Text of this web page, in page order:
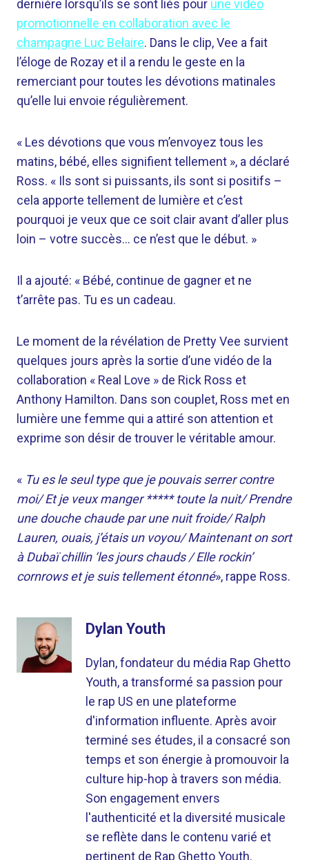
dernière lorsqu’ils se sont liés pour une vidéo
promotionnelle en collaboration avec le
champagne Luc Belaire. Dans le clip, Vee a fait
l’éloge de Rozay et il a rendu le geste en la
remerciant pour toutes les dévotions matinales
qu’elle lui envoie régulièrement.
« Les dévotions que vous m’envoyez tous les
matins, bébé, elles signifient tellement », a déclaré
Ross. « Ils sont si puissants, ils sont si positifs –
cela apporte tellement de lumière et c’est
pourquoi je veux que ce soit clair avant d’aller plus
loin – votre succès… ce n’est que le début. »
Il a ajouté: « Bébé, continue de gagner et ne
t’arrête pas. Tu es un cadeau.
Le moment de la révélation de Pretty Vee survient
quelques jours après la sortie d’une vidéo de la
collaboration « Real Love » de Rick Ross et
Anthony Hamilton. Dans son couplet, Ross met en
lumière une femme qui a attiré son attention et
exprime son désir de trouver le véritable amour.
« Tu es le seul type que je pouvais serrer contre
moi/ Et je veux manger ***** toute la nuit/ Prendre
une douche chaude par une nuit froide/ Ralph
Lauren, ouais, j’étais un voyou/ Maintenant on sort
à Dubaï chillin ‘les jours chauds / Elle rockin’
cornrows et je suis tellement étonné», rappe Ross.
Dylan Youth
Dylan, fondateur du média Rap Ghetto
Youth, a transformé sa passion pour
le rap US en une plateforme
d'information influente. Après avoir
terminé ses études, il a consacré son
temps et son énergie à promouvoir la
culture hip-hop à travers son média.
Son engagement envers
l'authenticité et la diversité musicale
se reflète dans le contenu varié et
pertinent de Rap Ghetto Youth.